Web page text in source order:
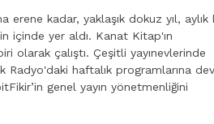
erene kadar, yaklaşık dokuz yıl, aylık
içinde yer aldı. Kanat Kitap'ın
olarak çalıştı. Çeşitli yayınevlerinde
Radyo'daki haftalık programlarına
genel yayın yönetmenliğini